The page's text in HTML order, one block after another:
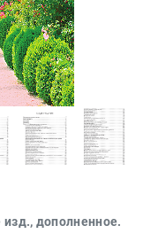
изд., дополненное.